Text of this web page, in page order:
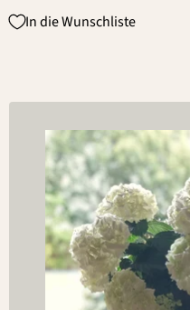
In die Wunschliste